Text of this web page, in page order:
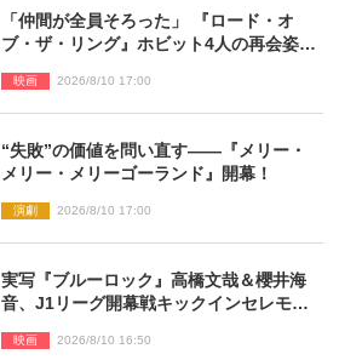
「仲間が全員そろった」 『ロード・オ
ブ・ザ・リング』ホビット4人の再会姿に
映画 2026/8/10 17:00
“失敗”の価値を問い直す――『メリー・
メリー・メリーゴーランド』開幕！
演劇 2026/8/10 17:00
実写『ブルーロック』高橋文哉＆櫻井海
音、J1リーグ開幕戦キックインセレモニ
映画 2026/8/10 16:50